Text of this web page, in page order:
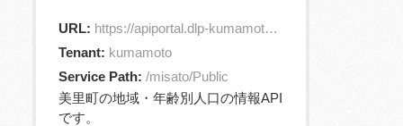
URL: https://apiportal.dlp-kumamoto.jp/orion/v2/entities?id=jp.misatoTown.Demographics.1
Tenant: kumamoto
Service Path: /misato/Public
美里町の地域・年齢別人口の情報API
です。